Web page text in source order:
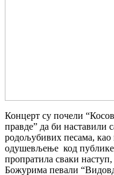
Концерт су почели
правде” да би наставили
родољубивих песама, као
одушевљење код публике
пропратила сваки
Божурима певали